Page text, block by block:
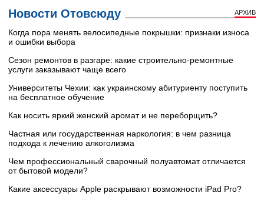
Новости Отовсюду АРХИВ
Когда пора менять велосипедные покрышки: признаки износа
и ошибки выбора
Сезон ремонтов в разгаре: какие строительно-ремонтные
услуги заказывают чаще всего
Университеты Чехии: как украинскому абитуриенту поступить
на бесплатное обучение
Как носить яркий женский аромат и не переборщить?
Частная или государственная наркология: в чем разница
подхода к лечению алкоголизма
Чем профессиональный сварочный полуавтомат отличается
от бытовой модели?
Какие аксессуары Apple раскрывают возможности iPad Pro?